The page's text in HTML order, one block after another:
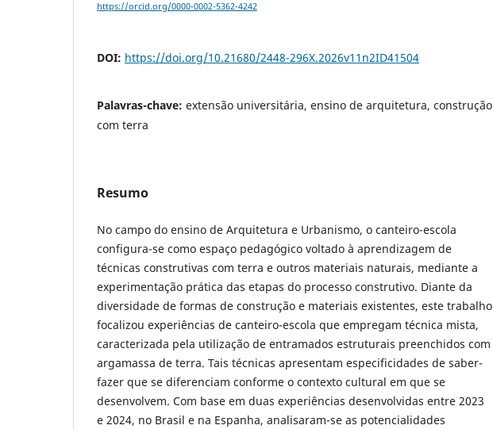
https://orcid.org/0000-0002-5362-4242
DOI: https://doi.org/10.21680/2448-296X.2026v11n2ID41504
Palavras-chave: extensão universitária, ensino de arquitetura, construção
com terra
Resumo
No campo do ensino de Arquitetura e Urbanismo, o canteiro-escola
configura-se como espaço pedagógico voltado à aprendizagem de
técnicas construtivas com terra e outros materiais naturais, mediante a
experimentação prática das etapas do processo construtivo. Diante da
diversidade de formas de construção e materiais existentes, este trabalho
focalizou experiências de canteiro-escola que empregam técnica mista,
caracterizada pela utilização de entramados estruturais preenchidos com
argamassa de terra. Tais técnicas apresentam especificidades de saber-
fazer que se diferenciam conforme o contexto cultural em que se
desenvolvem. Com base em duas experiências desenvolvidas entre 2023
e 2024, no Brasil e na Espanha, analisaram-se as potencialidades